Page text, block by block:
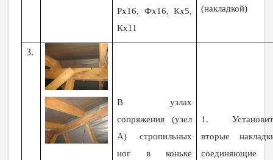
Рх16, Фх16, Кх5,
Кх11
(накладкой)
3.
В узлах
сопряжения (узел
А) стропильных
ног в коньке
1.
вторые
соединяющие